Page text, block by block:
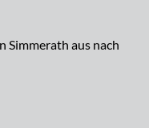
Simmerath aus nach